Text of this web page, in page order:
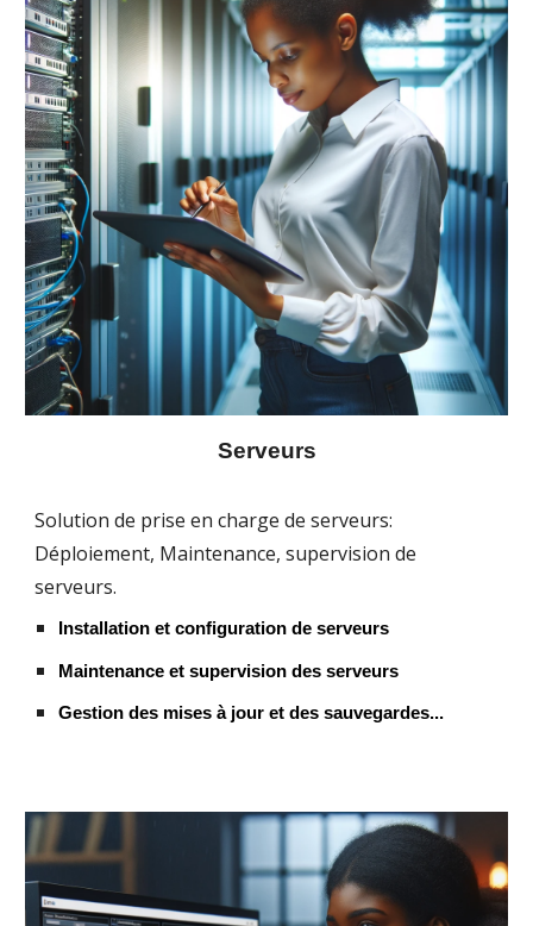
Serveurs
Solution de prise en charge de serveurs:
Déploiement, Maintenance, supervision de
serveurs.
Installation et configuration de serveurs
Maintenance et supervision des serveurs
Gestion des mises à jour et des sauvegardes...